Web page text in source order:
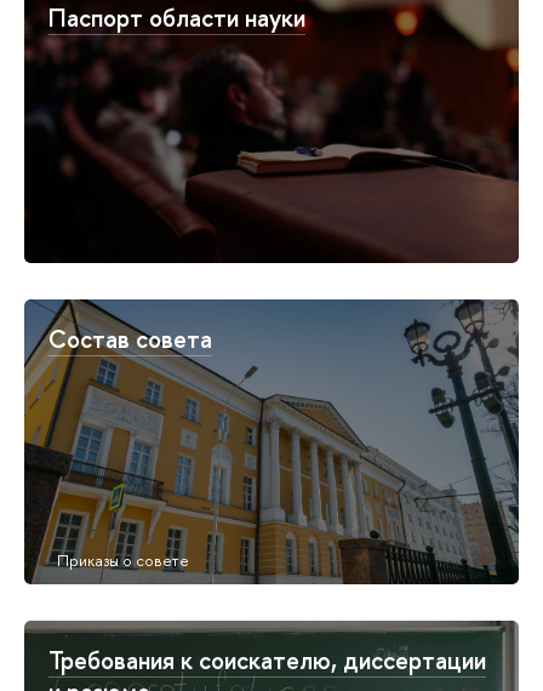
Паспорт области науки
Состав совета
Требования к соискателю, диссертации